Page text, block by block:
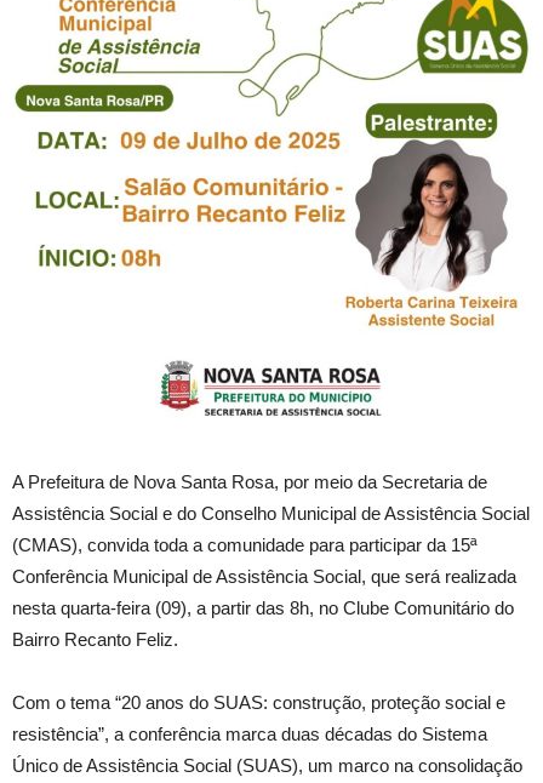
A Prefeitura de Nova Santa Rosa, por meio da Secretaria de
Assistência Social e do Conselho Municipal de Assistência Social
(CMAS), convida toda a comunidade para participar da 15ª
Conferência Municipal de Assistência Social, que será realizada
nesta quarta-feira (09), a partir das 8h, no Clube Comunitário do
Bairro Recanto Feliz.
Com o tema “20 anos do SUAS: construção, proteção social e
resistência”, a conferência marca duas décadas do Sistema
Único de Assistência Social (SUAS), um marco na consolidação